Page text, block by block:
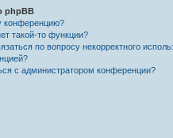
phpBB
конференцию?
такой-то функции?
по вопросу некорректного
с администратором конференции?